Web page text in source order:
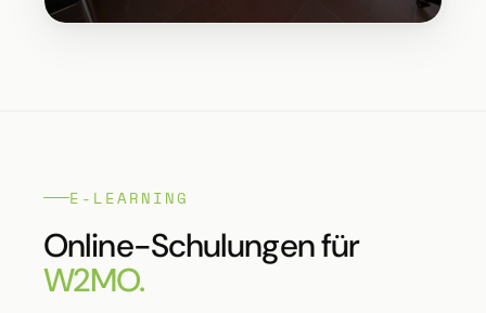
E-LEARNING
Online-Schulungen für
W2MO.